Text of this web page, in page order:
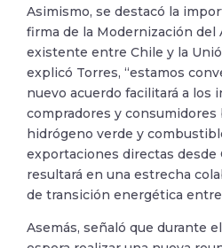
Asimismo, se destacó la
firma de la Modernización del
existente entre Chile y la
explicó Torres, “estamos
nuevo acuerdo facilitará a los
compradores y consumidores
hidrógeno verde y
exportaciones directas desde
resultará en una estrecha
de transición energética entre
Asemás, señaló que durante